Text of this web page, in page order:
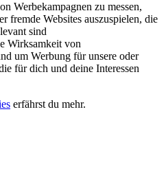
Werbekampagnen zu messen,
fremde Websites auszuspielen, die
sind
Wirksamkeit von
um Werbung für unsere oder
für dich und deine Interessen
erfährst du mehr.